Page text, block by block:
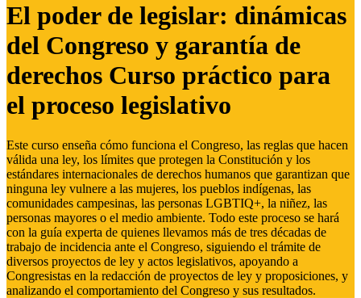
El poder de legislar: dinámicas
del Congreso y garantía de
derechos Curso práctico para
el proceso legislativo
Este curso enseña cómo funciona el Congreso, las reglas que hacen
válida una ley, los límites que protegen la Constitución y los
estándares internacionales de derechos humanos que garantizan que
ninguna ley vulnere a las mujeres, los pueblos indígenas, las
comunidades campesinas, las personas LGBTIQ+, la niñez, las
personas mayores o el medio ambiente. Todo este proceso se hará
con la guía experta de quienes llevamos más de tres décadas de
trabajo de incidencia ante el Congreso, siguiendo el trámite de
diversos proyectos de ley y actos legislativos, apoyando a
Congresistas en la redacción de proyectos de ley y proposiciones, y
analizando el comportamiento del Congreso y sus resultados.